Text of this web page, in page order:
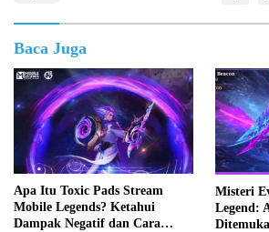
Baca Juga
Apa Itu Toxic Pads Stream
Mobile Legends? Ketahui
Dampak Negatif dan Cara
Misteri
Legend: